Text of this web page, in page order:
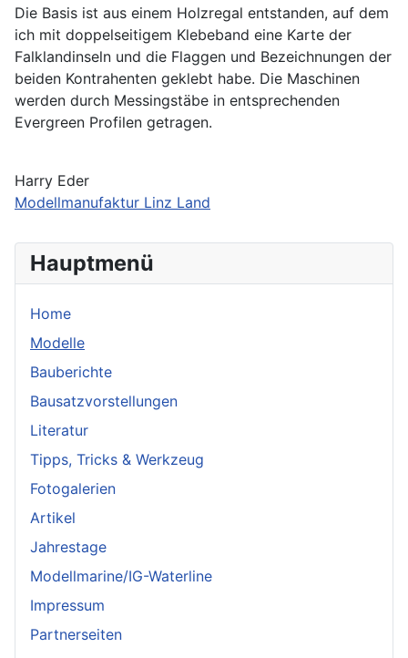
Hauptmenü
Home
Modelle
Bauberichte
Bausatzvorstellungen
Literatur
Tipps, Tricks & Werkzeug
Fotogalerien
Artikel
Jahrestage
Modellmarine/IG-Waterline
Impressum
Partnerseiten
Die Basis ist aus einem Holzregal entstanden, auf dem
ich mit doppelseitigem Klebeband eine Karte der
Falklandinseln und die Flaggen und Bezeichnungen der
beiden Kontrahenten geklebt habe. Die Maschinen
werden durch Messingstäbe in entsprechenden
Evergreen Profilen getragen.
Harry Eder
Modellmanufaktur Linz Land